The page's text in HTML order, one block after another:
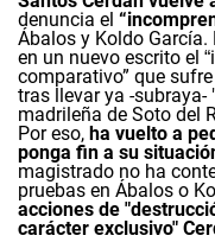
denuncia el “
Ábalos y Koldo
en un nuevo escrito el “
comparativo” que
tras llevar ya -subraya-
madrileña de Soto del
Por eso, ha vuelto a
ponga fin a su
magistrado no ha
pruebas en Ábalos o
acciones de "
carácter exclusivo"